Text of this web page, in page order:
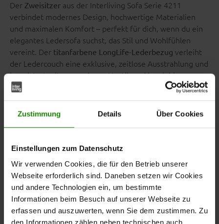
Zustimmung Details Über Cookies
Einstellungen zum Datenschutz
Wir verwenden Cookies, die für den Betrieb unserer
Webseite erforderlich sind. Daneben setzen wir Cookies
und andere Technologien ein, um bestimmte
Informationen beim Besuch auf unserer Webseite zu
erfassen und auszuwerten, wenn Sie dem zustimmen. Zu
den Informationen zählen neben technischen auch
Der Zweisitzer aus der Interliving Sofa Serie 4211
verbindet modernes Design, hochwertige Materialien
und maximalen Komfort – perfekt für dich, wenn du ein
elegantes Ledersofa suchst, das Stil und Wohlfühlen
vereint. Der titanfarbene LongLife-Lederbezug verleiht
der Ledercouch eine exklusive, zeitlose Ausstrahlung und
begeistert mit angenehmer Haptik und langlebiger
Qualität.
stilvoll ab und verleihen dem Sofa eine moderne
Leichtigkeit. Alternativ kannst du dich auch für schwarz
pulverbeschichtete Füße entscheiden, um einen
markanteren Akzent zu setzen.